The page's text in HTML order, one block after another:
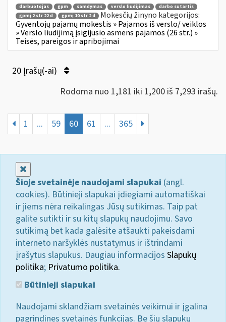
darbuotojas gpm samdymas verslo liudijimas
darbo sutartis
gpmį 2 str 22 d
gpmį 10 str 2 d
Mokesčių žinyno kategorijos:
Gyventojų pajamų mokestis » Pajamos iš verslo/ veiklos
» Verslo liudijimą įsigijusio asmens pajamos (26 str.) »
Teisės, pareigos ir apribojimai
20 Įrašų(-ai)
Rodoma nuo 1,181 iki 1,200 iš 7,293 irašų.
1 ... 59 60 61 ... 365
Šioje svetainėje naudojami slapukai (angl.
cookies). Būtinieji slapukai įdiegiami automatiškai
ir jiems nėra reikalingas Jūsų sutikimas. Taip pat
galite sutikti ir su kitų slapukų naudojimu. Savo
sutikimą bet kada galėsite atšaukti pakeisdami
interneto naršyklės nustatymus ir ištrindami
įrašytus slapukus. Daugiau informacijos Slapukų
politika; Privatumo politika.
Būtinieji slapukai
Naudojami sklandžiam svetainės veikimui ir įgalina
pagrindines svetainės funkcijas. Be šių slapukų